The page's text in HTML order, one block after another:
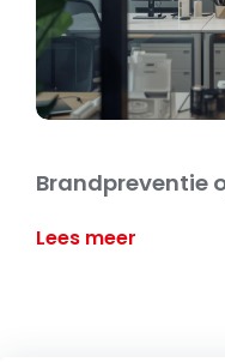
Brandpreventie
Lees meer